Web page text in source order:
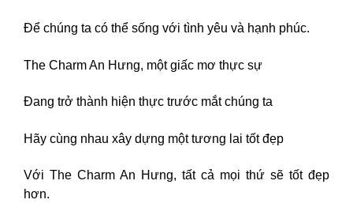
Để chúng ta có thể sống với tình yêu và hạnh phúc.
The Charm An Hưng, một giấc mơ thực sự
Đang trở thành hiện thực trước mắt chúng ta
Hãy cùng nhau xây dựng một tương lai tốt đẹp
Với The Charm An Hưng, tất cả mọi thứ sẽ tốt đẹp
hơn.